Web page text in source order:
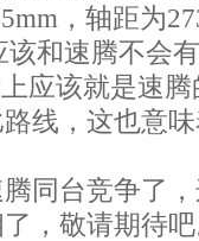
，轴距为
和速腾不会
应该就是速
线，这也意
同台竞争了
，敬请期待